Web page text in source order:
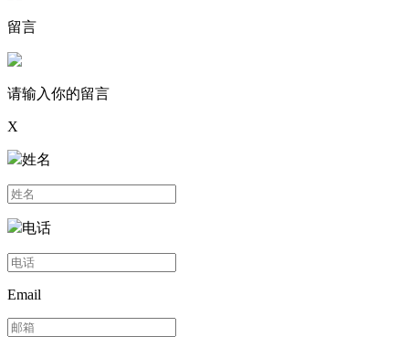
留言
请输入你的留言
X
姓名
电话
Email